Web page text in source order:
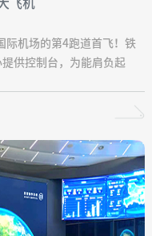
飞机
际机场的第4跑道首飞！铁
供控制台，为能肩负起